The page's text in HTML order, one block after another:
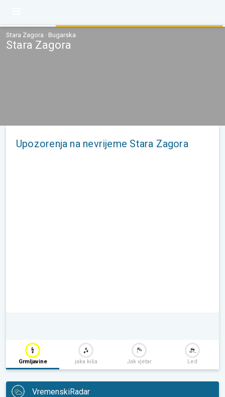
Stara Zagora · Bugarska
Stara Zagora
Upozorenja na nevrijeme Stara Zagora
Grmljavine jaka kiša Jak vjetar Led
VremenskiRadar